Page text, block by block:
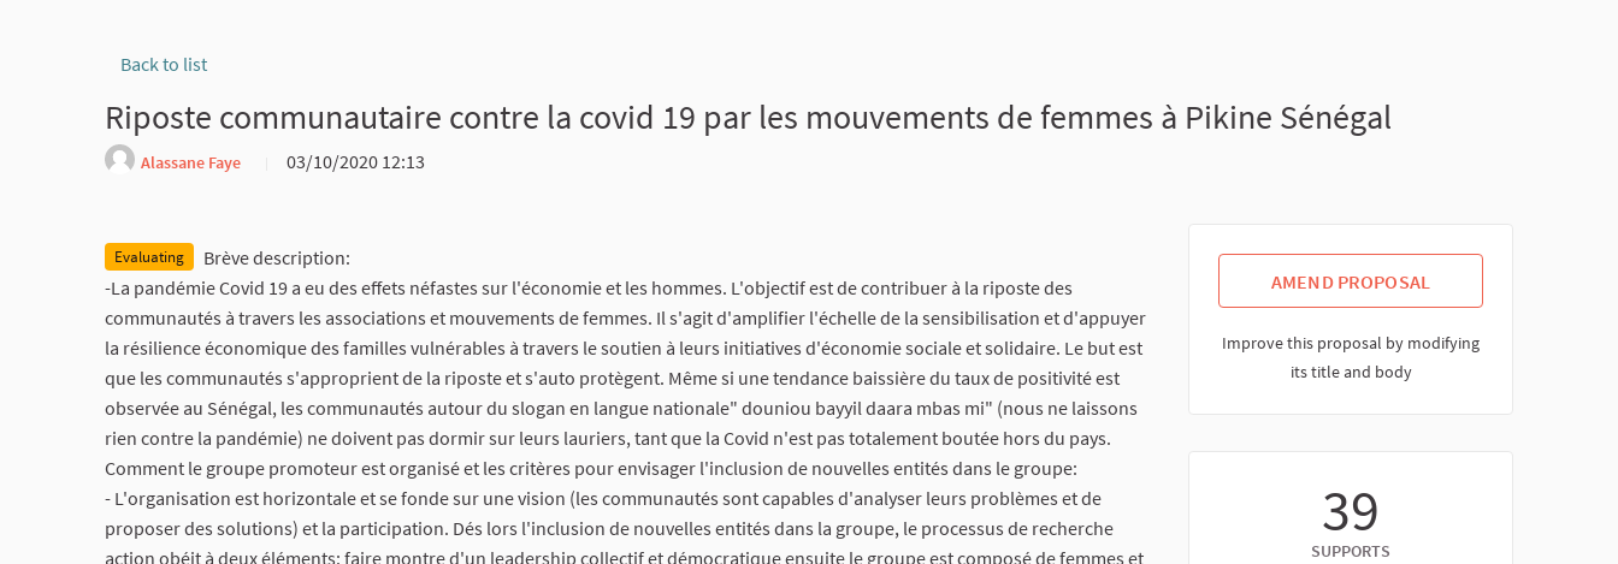
Back to list
Riposte communautaire contre la covid 19 par les mouvements de femmes à Pikine Sénégal
Alassane Faye
03/10/2020 12:13
Evaluating
Brève description:
-La pandémie Covid 19 a eu des effets néfastes sur l'économie et les hommes. L'objectif est de contribuer à la riposte des
communautés à travers les associations et mouvements de femmes. Il s'agit d'amplifier l'échelle de la sensibilisation et d'appuyer
la résilience économique des familles vulnérables à travers le soutien à leurs initiatives d'économie sociale et solidaire. Le but est
que les communautés s'approprient de la riposte et s'auto protègent. Même si une tendance baissière du taux de positivité est
observée au Sénégal, les communautés autour du slogan en langue nationale" douniou bayyil daara mbas mi" (nous ne laissons
rien contre la pandémie) ne doivent pas dormir sur leurs lauriers, tant que la Covid n'est pas totalement boutée hors du pays.
Comment le groupe promoteur est organisé et les critères pour envisager l'inclusion de nouvelles entités dans le groupe:
- L'organisation est horizontale et se fonde sur une vision (les communautés sont capables d'analyser leurs problèmes et de
proposer des solutions) et la participation. Dés lors l'inclusion de nouvelles entités dans la groupe, le processus de recherche
action obéit à deux éléments: faire montre d'un leadership collectif et démocratique ensuite le groupe est composé de femmes et
AMEND PROPOSAL
Improve this proposal by modifying
its title and body
39
SUPPORTS